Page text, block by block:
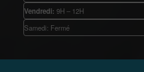
Vendredi: 9H – 12H
Samedi: Fermé